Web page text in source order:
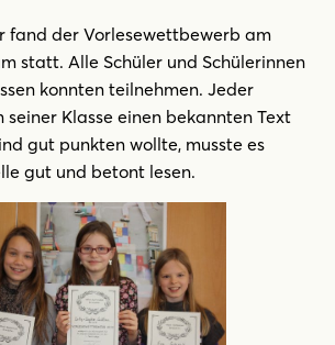
fand der Vorlesewettbewerb am
statt. Alle Schüler und Schülerinnen
konnten teilnehmen. Jeder
seiner Klasse einen bekannten Text
gut punkten wollte, musste es
gut und betont lesen.